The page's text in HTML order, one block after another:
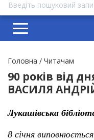
Рядок
навіґації
Головна Читачам
90 років від
ВАСИЛЯ
Лукашівська
8 січня